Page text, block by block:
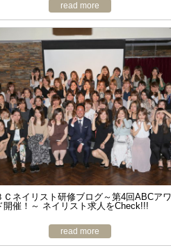
read more
Ｃネイリスト研修ブログ～第4回ABCアワ
開催！～ ネイリスト求人をCheck!!!
read more